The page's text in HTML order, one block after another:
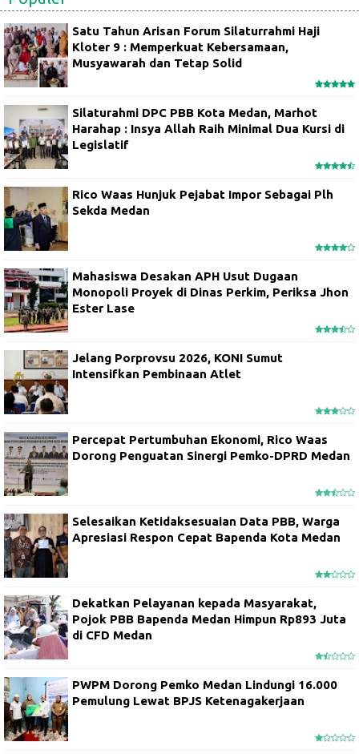
Satu Tahun Arisan Forum Silaturrahmi Haji
Kloter 9 : Memperkuat Kebersamaan,
Musyawarah dan Tetap Solid
Silaturahmi DPC PBB Kota Medan, Marhot
Harahap : Insya Allah Raih Minimal Dua Kursi di
Legislatif
Rico Waas Hunjuk Pejabat Impor Sebagai Plh
Sekda Medan
Mahasiswa Desakan APH Usut Dugaan
Monopoli Proyek di Dinas Perkim, Periksa Jhon
Ester Lase
Jelang Porprovsu 2026, KONI Sumut
Intensifkan Pembinaan Atlet
Percepat Pertumbuhan Ekonomi, Rico Waas
Dorong Penguatan Sinergi Pemko-DPRD Medan
Selesaikan Ketidaksesuaian Data PBB, Warga
Apresiasi Respon Cepat Bapenda Kota Medan
Dekatkan Pelayanan kepada Masyarakat,
Pojok PBB Bapenda Medan Himpun Rp893 Juta
di CFD Medan
PWPM Dorong Pemko Medan Lindungi 16.000
Pemulung Lewat BPJS Ketenagakerjaan